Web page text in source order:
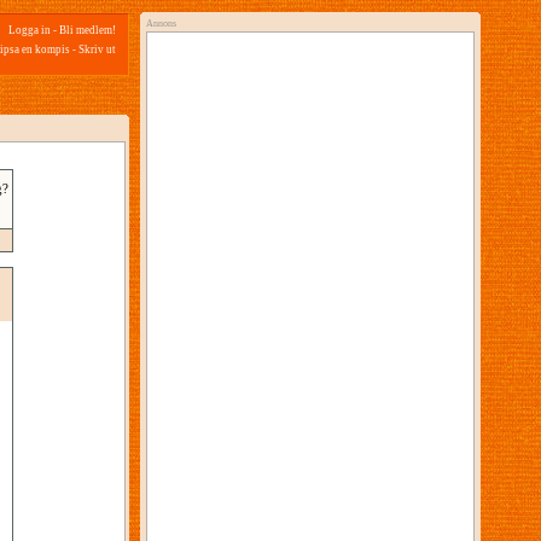
Logga in - Bli medlem!
en kompis - Skriv ut
Annons